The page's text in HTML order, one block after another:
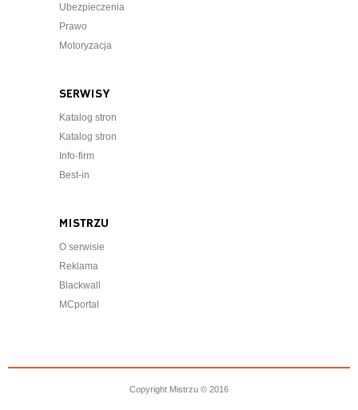
Ubezpieczenia
Prawo
Motoryzacja
SERWISY
Katalog stron
Katalog stron
Info-firm
Best-in
MISTRZU
O serwisie
Reklama
Blackwall
MCportal
Copyright Mistrzu © 2016